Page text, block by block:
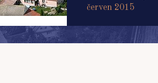
červen 2015